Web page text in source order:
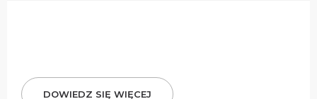
DOWIEDZ SIĘ WIĘCEJ